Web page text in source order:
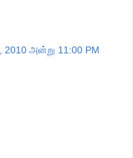
அன்று 11:00 PM